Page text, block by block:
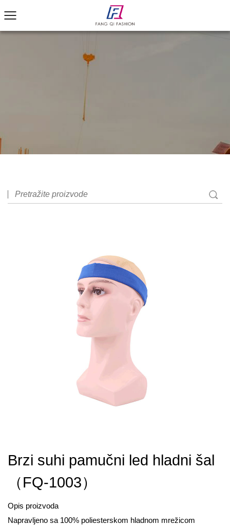
Brzi suhi pamučni led hladni šal
（FQ-1003）
Opis proizvoda
Napravljeno sa 100% poliesterskom hladnom mrežicom